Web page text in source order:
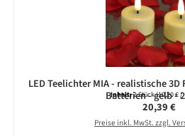
LED Teelichter MIA - realistische
Batterien - gelb -
Inhalt:2 Stück(10,20 € /
Regulärer
20,39 €
Preise inkl. MwSt. zzgl.